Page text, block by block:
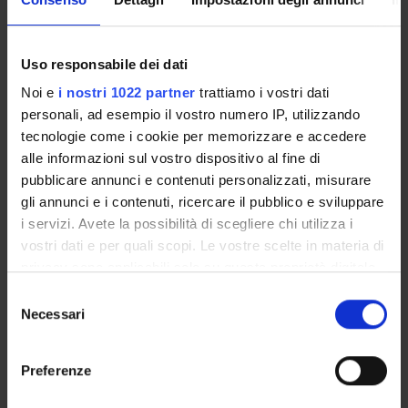
Uso responsabile dei dati
Noi e i nostri 1022 partner trattiamo i vostri dati
personali, ad esempio il vostro numero IP, utilizzando
tecnologie come i cookie per memorizzare e accedere
alle informazioni sul vostro dispositivo al fine di
pubblicare annunci e contenuti personalizzati, misurare
gli annunci e i contenuti, ricercare il pubblico e sviluppare
i servizi. Avete la possibilità di scegliere chi utilizza i
vostri dati e per quali scopi. Le vostre scelte in materia di
modificare o revocare il proprio consenso in qualsiasi
momento dalla Dichiarazione sui cookie o facendo clic
delNecessari
Preferenze
RESEARCH CENTRES
LIBRARIES
SPIN OFF AND COMPANIES
Contacts
People